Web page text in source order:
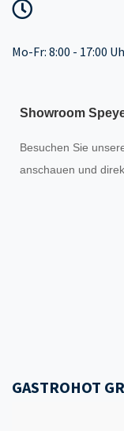
Mo-Fr: 8:00 - 17:00
Showroom
Besuchen Sie
anschauen und
GASTROHOT